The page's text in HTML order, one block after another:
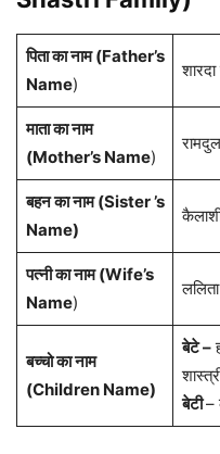
पिता का नाम (Father’s
Name)
माता का नाम
(Mother’s Name)
बहन का नाम (Sister ’s
Name)
पत्नी का नाम (Wife’s
Name)
बच्चो का नाम
(Children Name)
बेटे –
बेटी–